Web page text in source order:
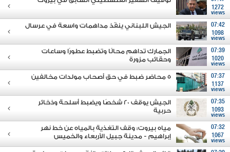
1272
views
07:42
1098
views
الجيش اللبناني ينفّذ مداهمات واسعة في عرسال
07:39
1020
views
الجمارك تداهم محالًا وتضبط عطورًا وساعات
وحقائب مزورة
07:37
1137
views
5 محاضر ضبط في حق أصحاب مولدات مخالفين
07:35
1093
views
الجيش يوقف 20 شخصًا ويضبط أسلحة وذخائر
حربية
07:32
1067
views
مياه بيروت: وقف التغذية بالمياه عن خط نهر
إبراهيم - مدينة جبيل الأربعاء والخميس